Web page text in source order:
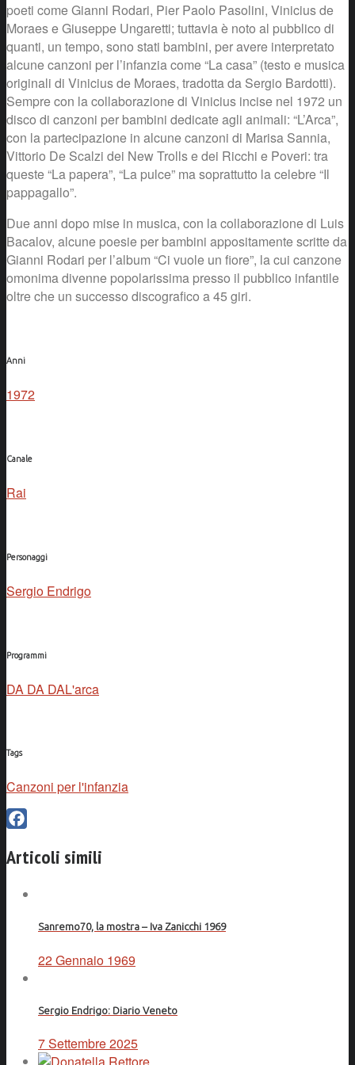
poeti come Gianni Rodari, Pier Paolo Pasolini, Vinicius de
Moraes e Giuseppe Ungaretti; tuttavia è noto al pubblico di
quanti, un tempo, sono stati bambini, per avere interpretato
alcune canzoni per l’infanzia come “La casa” (testo e musica
originali di Vinicius de Moraes, tradotta da Sergio Bardotti).
Sempre con la collaborazione di Vinicius incise nel 1972 un
disco di canzoni per bambini dedicate agli animali: “L’Arca”,
con la partecipazione in alcune canzoni di Marisa Sannia,
Vittorio De Scalzi dei New Trolls e dei Ricchi e Poveri: tra
queste “La papera”, “La pulce” ma soprattutto la celebre “Il
pappagallo”.
Due anni dopo mise in musica, con la collaborazione di Luis
Bacalov, alcune poesie per bambini appositamente scritte da
Gianni Rodari per l’album “Ci vuole un fiore”, la cui canzone
omonima divenne popolarissima presso il pubblico infantile
oltre che un successo discografico a 45 giri.
Anni
1972
Canale
Rai
Personaggi
Sergio Endrigo
Programmi
DA DA DAL'arca
Tags
Canzoni per l'infanzia
Articoli simili
Sanremo70, la mostra – Iva Zanicchi 1969
22 Gennaio 1969
Sergio Endrigo: Diario Veneto
7 Settembre 2025